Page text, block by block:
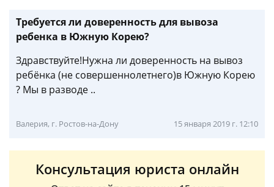
Требуется ли доверенность для вывоза
ребенка в Южную Корею?
Здравствуйте!Нужна ли доверенность на вывоз
ребёнка (не совершеннолетнего)в Южную Корею
? Мы в разводе ..
Валерия, г. Ростов-на-Дону 15 января 2019 г. 12:10
Консультация юриста онлайн